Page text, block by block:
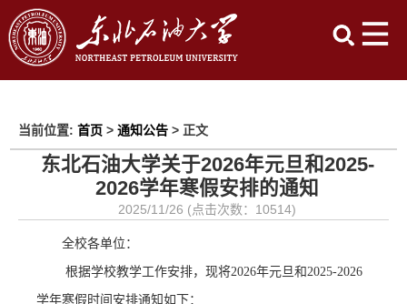
当前位置: 首页> 通知公告> 正文
东北石油大学关于2026年元旦和2025-
2026学年寒假安排的通知
2025/11/26 (点击次数： 10514)
全校各单位：
根据学校教学工作安排，现将2026年元旦和2025-2026
学年寒假时间安排通知如下：